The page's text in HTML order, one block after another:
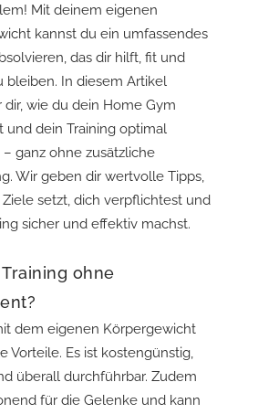
Mit deinem eigenen
kannst du ein umfassendes
das dir hilft, fit und
bleiben. In diesem Artikel
dir, wie du dein Home Gym
und dein Training optimal
ganz ohne zusätzliche
Wir geben dir wertvolle Tipps,
setzt, dich verpflichtest und
sicher und effektiv machst.
ohne
dem eigenen Körpergewicht
Vorteile. Es ist kostengünstig,
überall durchführbar. Zudem
für die Gelenke und kann